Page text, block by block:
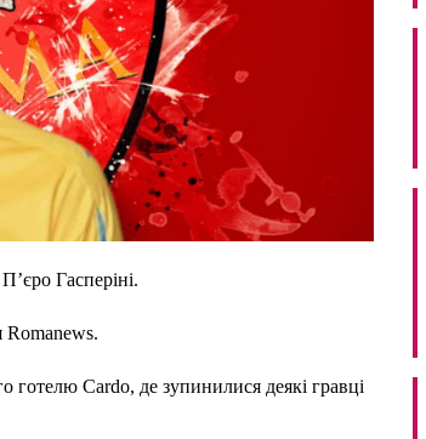
Гасперіні.
Romanews.
готелю Cardo, де зупинилися деякі гравці